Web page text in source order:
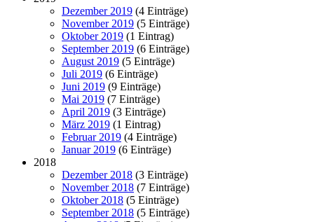
Dezember 2019 (4 Einträge)
November 2019 (5 Einträge)
Oktober 2019 (1 Eintrag)
September 2019 (6 Einträge)
August 2019 (5 Einträge)
Juli 2019 (6 Einträge)
Juni 2019 (9 Einträge)
Mai 2019 (7 Einträge)
April 2019 (3 Einträge)
März 2019 (1 Eintrag)
Februar 2019 (4 Einträge)
Januar 2019 (6 Einträge)
2018
Dezember 2018 (3 Einträge)
November 2018 (7 Einträge)
Oktober 2018 (5 Einträge)
September 2018 (5 Einträge)